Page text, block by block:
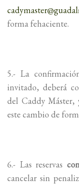
forma fehaciente.
5.- La
invitado, deberá
del Caddy Máster,
este cambio de
6.- Las reservas
cancelar sin